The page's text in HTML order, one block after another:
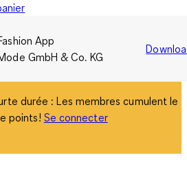
App
GmbH & Co. KG
durée : Les membres cumulent le
points! Se connecter